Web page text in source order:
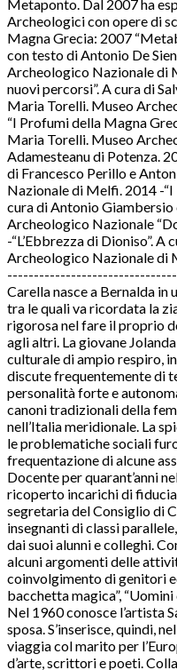
Metaponto. Dal 2007 ha
Archeologici con opere di
Magna Grecia: 2007
con testo di Antonio De
Archeologico Nazionale di
nuovi percorsi”. A cura di
Maria Torelli. Museo
“I Profumi della Magna
Maria Torelli. Museo
Adamesteanu di Potenza.
di Francesco Perillo e
Nazionale di Melfi. 2014 -“I
cura di Antonio
Archeologico Nazionale
-“L’Ebbrezza di Dioniso”.
Archeologico Nazionale
---------------------------------
Carella nasce a Bernalda in
tra le quali va ricordata la
rigorosa nel fare il proprio
agli altri. La giovane
culturale di ampio respiro,
discute frequentemente di
personalità forte e
canoni tradizionali della
nell’Italia meridionale. La
le problematiche sociali
frequentazione di alcune
Docente per quarant’anni
ricoperto incarichi di
segretaria del Consiglio di
insegnanti di classi
dai suoi alunni e colleghi.
alcuni argomenti delle
coinvolgimento di genitori
bacchetta magica”, “Uomini
Nel 1960 conosce l’artista
sposa. S’inserisce, quindi,
viaggia col marito per
d’arte, scrittori e poeti.